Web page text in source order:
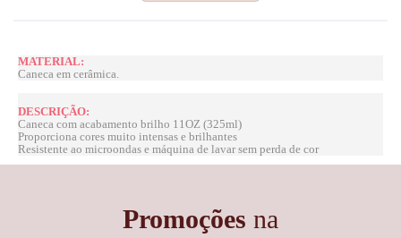
MATERIAL:
Caneca em cerâmica.
DESCRIÇÃO:
Caneca com acabamento brilho 11OZ (325ml)
Proporciona cores muito intensas e brilhantes
Resistente ao microondas e máquina de lavar sem perda de cor
Promoções na